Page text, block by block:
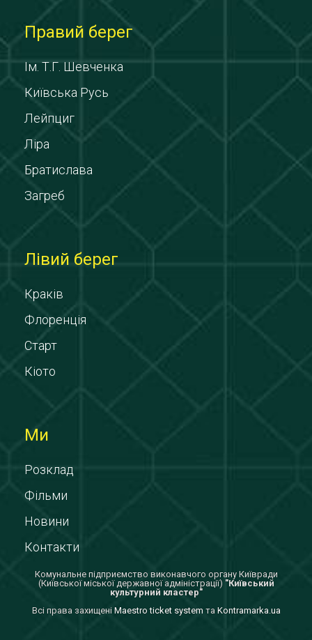
Правий берег
Ім. Т.Г. Шевченка
Київська Русь
Лейпциг
Ліра
Братислава
Загреб
Лівий берег
Краків
Флоренція
Старт
Кіото
Ми
Розклад
Фільми
Новини
Контакти
Комунальне підприємство виконавчого органу Київради
(Київської міської державної адміністрації) "Київський
культурний кластер"
Всi права захищенi Maestro ticket system та Kontramarka.ua